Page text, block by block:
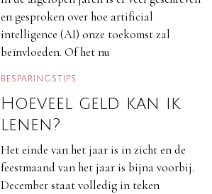
en gesproken over hoe artificial
intelligence (AI) onze toekomst zal
beïnvloeden. Of het nu
BESPARINGSTIPS
Hoeveel geld kan ik
lenen?
Het einde van het jaar is in zicht en de
feestmaand van het jaar is bijna voorbij.
December staat volledig in teken